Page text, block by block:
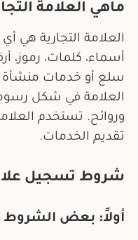
ماهي العلامة
العلامة التجارية هي
أسماء، كلمات، رموز،
سلع أو خدمات
العلامة في شكل
وروائح. تستخدم
تقديم الخدمات.
شروط تسجيل
أولاً: بعض الشروط